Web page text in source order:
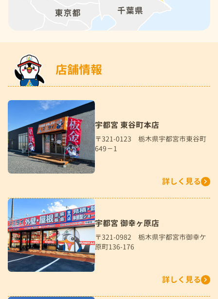
店舗情報
宇都宮 東谷町本店
〒321-0123 栃木県宇都宮市東谷町
649－1
詳しく見る
宇都宮 御幸ヶ原店
〒321-0982 栃木県宇都宮市御幸ケ
原町136-176
詳しく見る